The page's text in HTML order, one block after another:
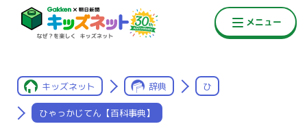
キッズネット 辞典 ひ
ひゃっかじてん【百科事典】